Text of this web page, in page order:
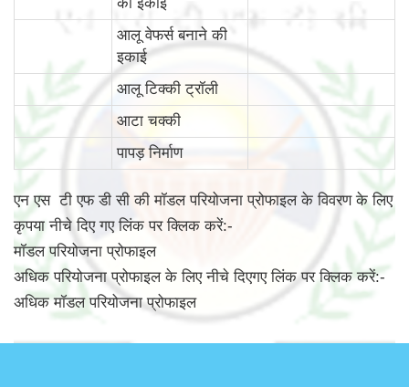
आलू वेफर्स बनाने की
इकाई
आलू टिक्की ट्रॉली
आटा चक्की
पापड़ निर्माण
एन एस टी एफ डी सी की मॉडल परियोजना प्रोफाइल के विवरण के लिए
कृपया नीचे दिए गए लिंक पर क्लिक करें:-
मॉडल परियोजना प्रोफाइल
अधिक परियोजना प्रोफाइल के लिए नीचे दिएगए लिंक पर क्लिक करें:-
अधिक मॉडल परियोजना प्रोफाइल